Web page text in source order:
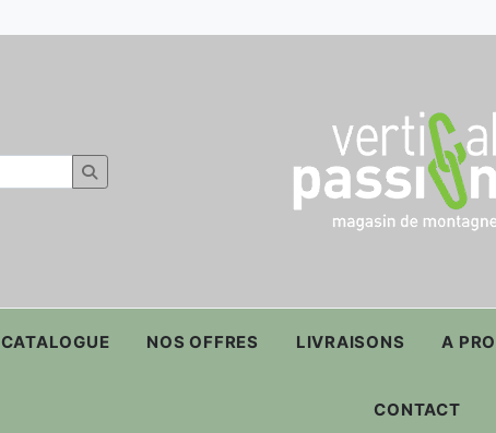
CATALOGUE NOS OFFRES LIVRAISONS A
CONTACT